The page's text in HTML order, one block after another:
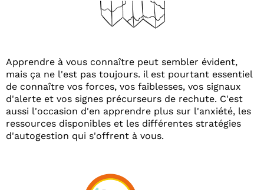
Apprendre à vous connaître peut sembler évident,
mais ça ne l'est pas toujours. il est pourtant essentiel
de connaître vos forces, vos faiblesses, vos signaux
d'alerte et vos signes précurseurs de rechute. C'est
aussi l'occasion d'en apprendre plus sur l'anxiété, les
ressources disponibles et les différentes stratégies
d'autogestion qui s'offrent à vous.